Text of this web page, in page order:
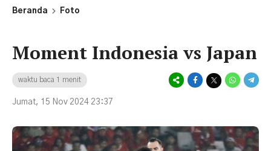
Beranda Foto
Moment Indonesia vs Japan
waktu baca 1 menit
Jumat, 15 Nov 2024 23:37